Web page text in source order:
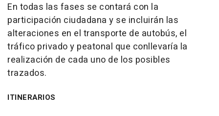
En todas las fases se contará con la
participación ciudadana y se incluirán las
alteraciones en el transporte de autobús, el
tráfico privado y peatonal que conllevaría la
realización de cada uno de los posibles
trazados.
ITINERARIOS